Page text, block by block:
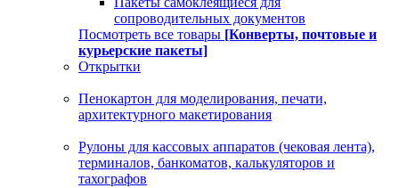
сопроводительных документов
Посмотреть все товары [Конверты, почтовые и
курьерские пакеты]
Открытки
Пенокартон для моделирования, печати,
архитектурного макетирования
Рулоны для кассовых аппаратов (чековая лента),
терминалов, банкоматов, калькуляторов и
тахографов